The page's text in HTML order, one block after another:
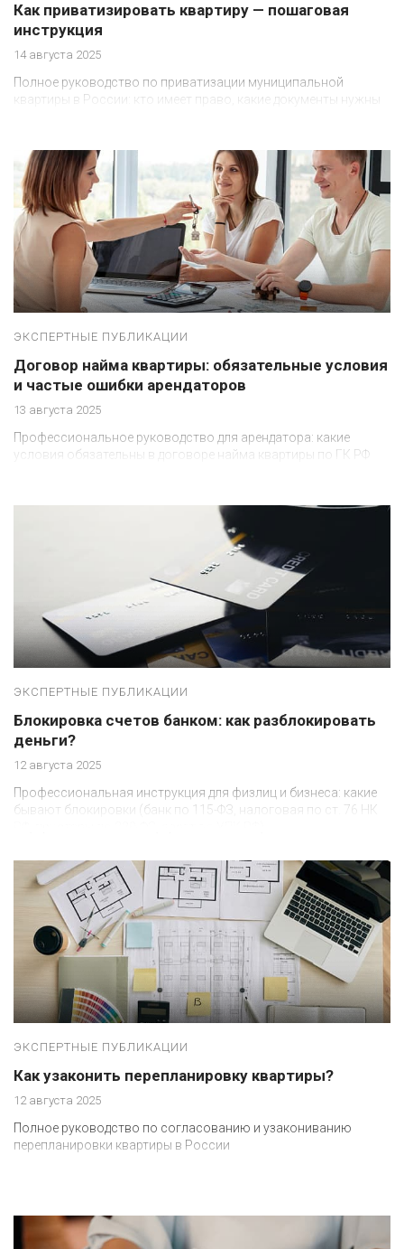
Как приватизировать квартиру — пошаговая
инструкция
14 августа 2025
Полное руководство по приватизации муниципальной
квартиры в России: кто имеет право, какие документы нужны
ЭКСПЕРТНЫЕ ПУБЛИКАЦИИ
Договор найма квартиры: обязательные условия
и частые ошибки арендаторов
13 августа 2025
Профессиональное руководство для арендатора: какие
условия обязательны в договоре найма квартиры по ГК РФ
ЭКСПЕРТНЫЕ ПУБЛИКАЦИИ
Блокировка счетов банком: как разблокировать
деньги?
12 августа 2025
Профессиональная инструкция для физлиц и бизнеса: какие
бывают блокировки (банк по 115-ФЗ, налоговая по ст. 76 НК
ЭКСПЕРТНЫЕ ПУБЛИКАЦИИ
Как узаконить перепланировку квартиры?
12 августа 2025
Полное руководство по согласованию и узакониванию
перепланировки квартиры в России